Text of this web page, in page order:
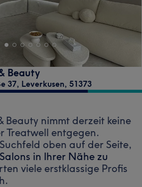
Beauty
37, Leverkusen, 51373
Beauty nimmt derzeit keine
Treatwell entgegen.
oben auf der Seite,
in Ihrer Nähe zu
viele erstklassige Profis